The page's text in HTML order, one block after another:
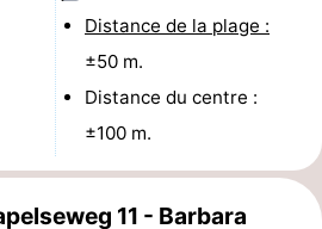
Distance de la plage :
±50 m.
Distance du centre :
±100 m.
11 - Barbara